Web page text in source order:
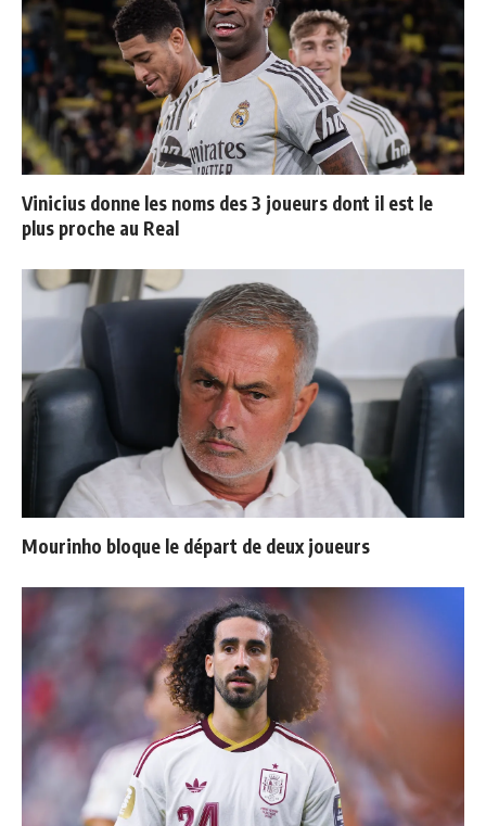
Vinicius donne les noms des 3 joueurs dont il est le
plus proche au Real
Mourinho bloque le départ de deux joueurs